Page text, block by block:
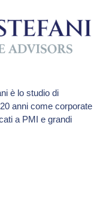
è lo studio di
anni come corporate
a PMI e grandi